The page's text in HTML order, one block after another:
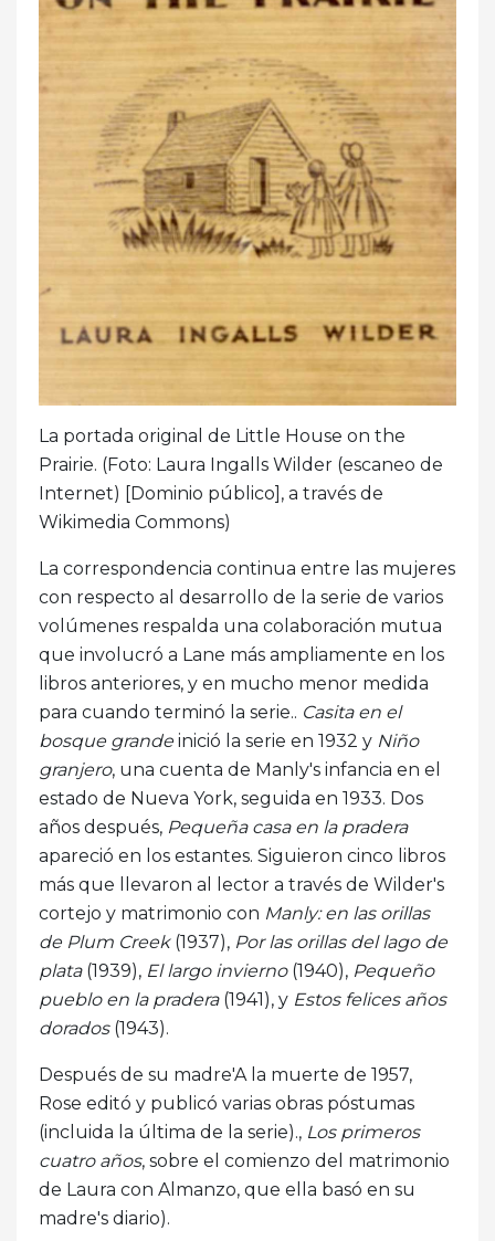
La portada original de Little House on the
Prairie. (Foto: Laura Ingalls Wilder (escaneo de
Internet) [Dominio público], a través de
Wikimedia Commons)
La correspondencia continua entre las mujeres
con respecto al desarrollo de la serie de varios
volúmenes respalda una colaboración mutua
que involucró a Lane más ampliamente en los
libros anteriores, y en mucho menor medida
para cuando terminó la serie.. Casita en el
bosque grandeinició la serie en 1932 y Niño
granjero, una cuenta de Manly's infancia en el
estado de Nueva York, seguida en 1933. Dos
años después, Pequeña casa en la pradera
apareció en los estantes. Siguieron cinco libros
más que llevaron al lector a través de Wilder's
cortejo y matrimonio con Manly: en las orillas
de Plum Creek(1937), Por las orillas del lago de
plata (1939), El largo invierno(1940), Pequeño
pueblo en la pradera(1941), y Estos felices años
dorados(1943).
Después de su madre'A la muerte de 1957,
Rose editó y publicó varias obras póstumas
(incluida la última de la serie)., Los primeros
cuatro años, sobre el comienzo del matrimonio
de Laura con Almanzo, que ella basó en su
madre's diario).